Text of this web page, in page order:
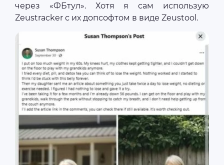
через «ФБтул». Хотя я сам использую
Zeustracker с их допсофтом в виде Zeustool.